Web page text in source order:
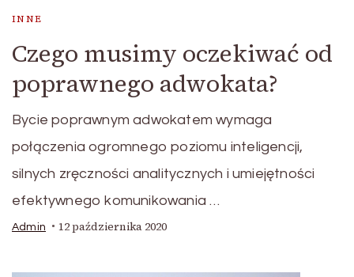
INNE
Czego musimy oczekiwać od
poprawnego adwokata?
Bycie poprawnym adwokatem wymaga
połączenia ogromnego poziomu inteligencji,
silnych zręczności analitycznych i umiejętności
efektywnego komunikowania …
Admin 12 października 2020